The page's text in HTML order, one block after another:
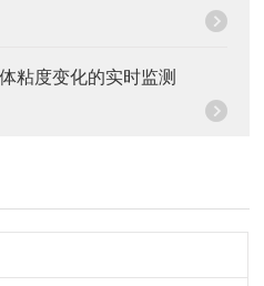
粘度变化的实时监测